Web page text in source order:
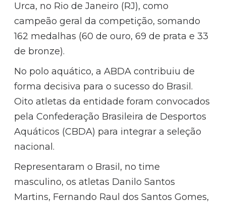
Urca, no Rio de Janeiro (RJ), como
campeão geral da competição, somando
162 medalhas (60 de ouro, 69 de prata e 33
de bronze).
No polo aquático, a ABDA contribuiu de
forma decisiva para o sucesso do Brasil.
Oito atletas da entidade foram convocados
pela Confederação Brasileira de Desportos
Aquáticos (CBDA) para integrar a seleção
nacional.
Representaram o Brasil, no time
masculino, os atletas Danilo Santos
Martins, Fernando Raul dos Santos Gomes,